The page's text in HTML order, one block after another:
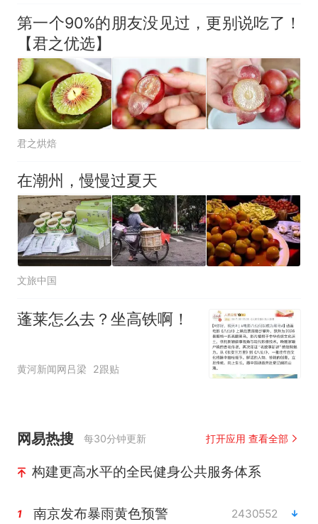
第一个90%的朋友没见过，更别说吃了！
【君之优选】
君之烘焙
在潮州，慢慢过夏天
文旅中国
蓬莱怎么去？坐高铁啊！
黄河新闻网吕梁 2跟贴
网易热搜 每30分钟更新 打开应用 查看全部
构建更高水平的全民健身公共服务体系
1 南京发布暴雨黄色预警 2430552